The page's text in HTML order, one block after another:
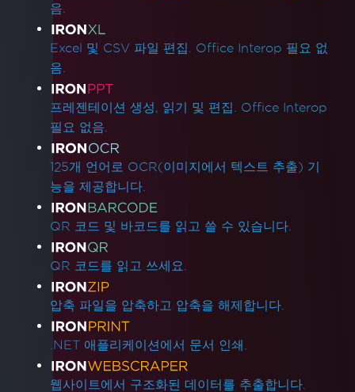
음.
Excel 및 CSV 파일 편집. Office Interop 필요 없
음.
프레젠테이션 생성, 읽기 및 편집. Office Interop
필요 없음.
125개 언어로 OCR(이미지에서 텍스트 추출) 기
능을 제공합니다.
QR 코드 및 바코드를 읽고 쓸 수 있습니다.
QR 코드를 읽고 쓰세요.
압축 파일을 압축하고 압축을 해제합니다.
.NET 애플리케이션에서 문서 인쇄.
웹사이트에서 구조화된 데이터를 추출합니다.